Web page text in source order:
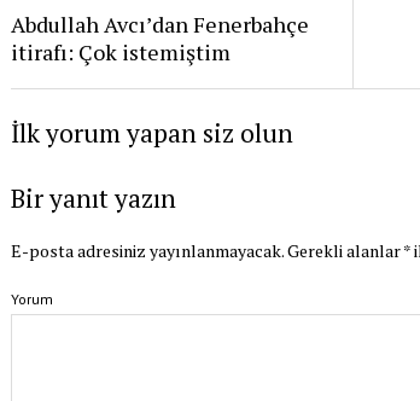
Abdullah Avcı’dan Fenerbahçe
itirafı: Çok istemiştim
İlk yorum yapan siz olun
Bir yanıt yazın
E-posta adresiniz yayınlanmayacak.Gerekli alanlar*
Yorum